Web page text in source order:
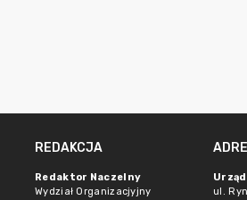
REDAKCJA
Redaktor Naczelny
Wydział Organizacjyjny
ul.